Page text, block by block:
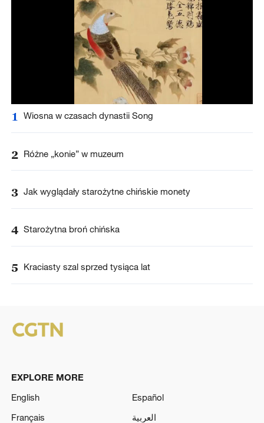
1 Wiosna w czasach dynastii Song
2 Różne „konie” w muzeum
3 Jak wyglądały starożytne chińskie monety
4 Starożytna broń chińska
5 Kraciasty szal sprzed tysiąca lat
EXPLORE MORE
English
Español
Français
العربية